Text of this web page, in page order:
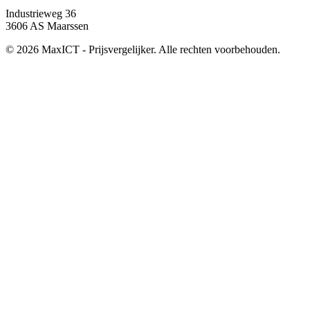
Industrieweg 36
3606 AS Maarssen
© 2026 MaxICT - Prijsvergelijker. Alle rechten voorbehouden.